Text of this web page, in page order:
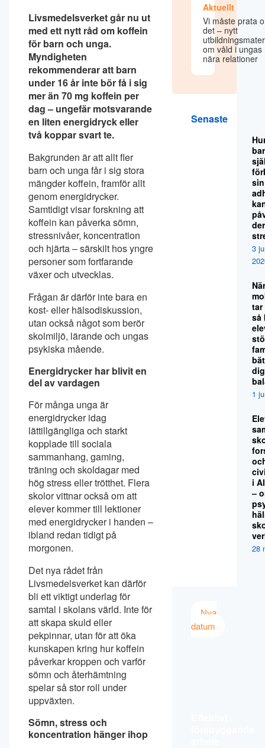
Livsmedelsverket går nu ut
med ett nytt råd om koffein
för barn och unga.
Myndigheten
rekommenderar att barn
under 16 år inte bör få i sig
mer än 70 mg koffein per
dag – ungefär motsvarande
en liten energidryck eller
två koppar svart te.
Bakgrunden är att allt fler
barn och unga får i sig stora
mängder koffein, framför allt
genom energidrycker.
Samtidigt visar forskning att
koffein kan påverka sömn,
stressnivåer, koncentration
och hjärta – särskilt hos yngre
personer som fortfarande
växer och utvecklas.
Frågan är därför inte bara en
kost- eller hälsodiskussion,
utan också något som berör
skolmiljö, lärande och ungas
psykiska mående.
Energidrycker har blivit en
del av vardagen
För många unga är
energidrycker idag
lättillgängliga och starkt
kopplade till sociala
sammanhang, gaming,
träning och skoldagar med
hög stress eller trötthet. Flera
skolor vittnar också om att
elever kommer till lektioner
med energidrycker i handen –
ibland redan tidigt på
morgonen.
Det nya rådet från
Livsmedelsverket kan därför
bli ett viktigt underlag för
samtal i skolans värld. Inte för
att skapa skuld eller
pekpinnar, utan för att öka
kunskapen kring hur koffein
påverkar kroppen och varför
sömn och återhämtning
spelar så stor roll under
uppväxten.
Sömn, stress och
koncentration hänger ihop
Aktuellt
Vi måste prata
det – nytt
om våld i ungas
nära relationer
Senaste
sin
3
När
tar
så
1
i
–
28
Nya
datum